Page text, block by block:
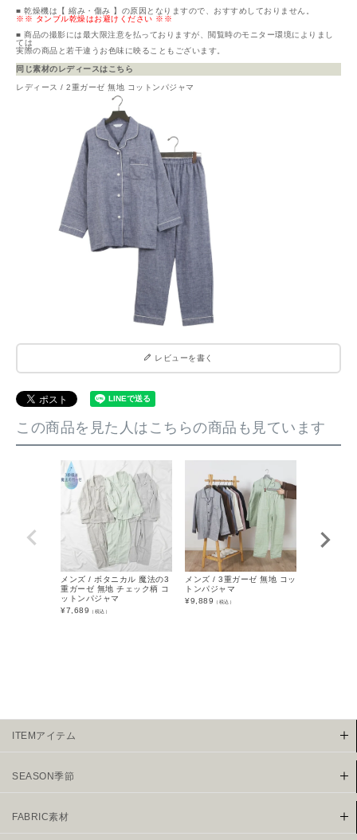
■ 乾燥機は【 縮み・傷み 】の原因となりますので、おすすめしておりません。
※※ タンブル乾燥はお避けください ※※
■ 商品の撮影には最大限注意を払っておりますが、閲覧時のモニター環境によりまし
ては
実際の商品と若干違うお色味に映ることもございます。
同じ素材のレディースはこちら
レディース / 2重ガーゼ 無地 コットンパジャマ
レビューを書く
この商品を見た人はこちらの商品も見ています
メンズ / ボタニカル 魔法の3
重ガーゼ 無地 チェック柄 コ
ットンパジャマ
¥7,689 （税込）
メンズ / 3重ガーゼ 無地 コッ
トンパジャマ
¥9,889 （税込）
ITEMアイテム
SEASON季節
FABRIC素材